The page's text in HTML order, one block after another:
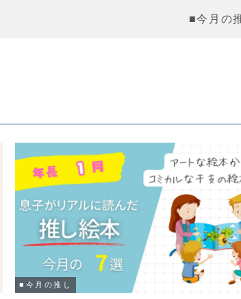
■今月の
■今月の推し